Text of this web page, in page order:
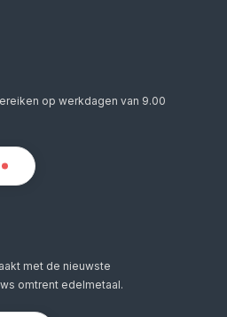
op werkdagen van 9.00
met de nieuwste
omtrent edelmetaal.